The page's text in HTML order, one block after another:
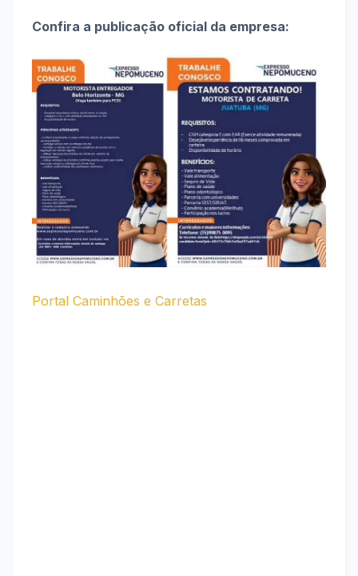
Confira a publicação oficial da empresa:
Portal Caminhões e Carretas